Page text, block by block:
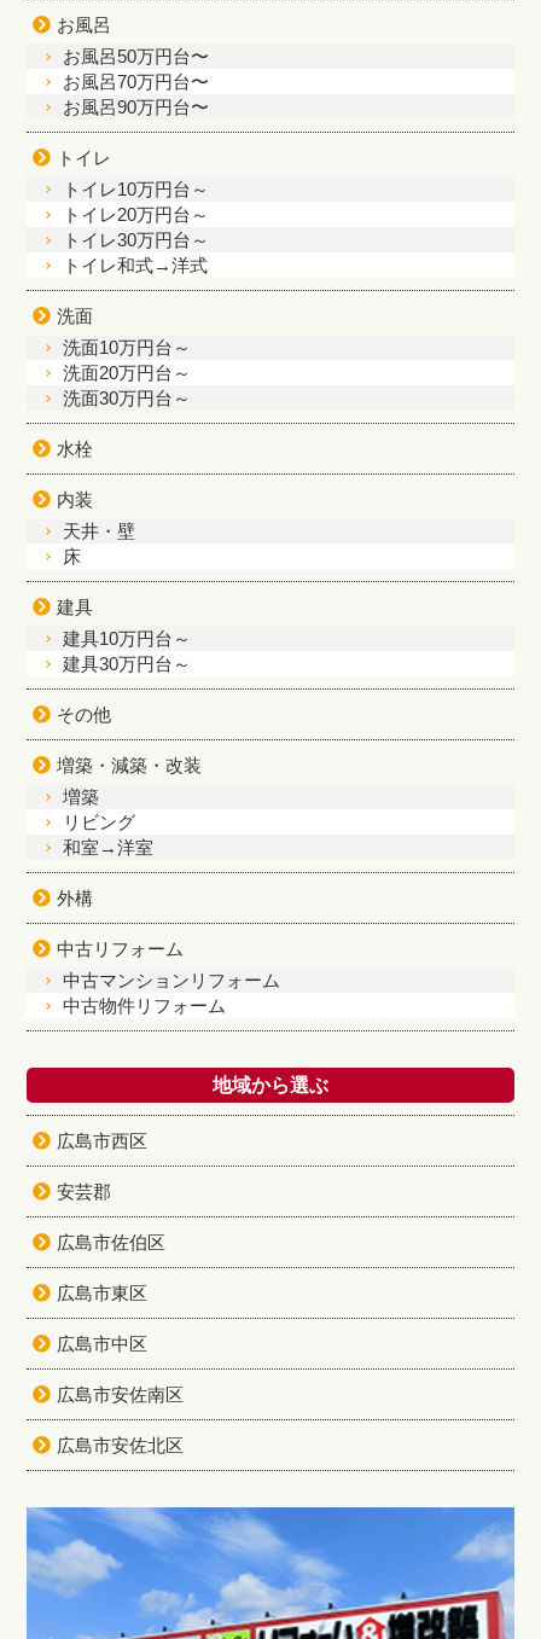
お風呂
お風呂50万円台〜
お風呂70万円台〜
お風呂90万円台〜
トイレ
トイレ10万円台～
トイレ20万円台～
トイレ30万円台～
トイレ和式→洋式
洗面
洗面10万円台～
洗面20万円台～
洗面30万円台～
水栓
内装
天井・壁
床
建具
建具10万円台～
建具30万円台～
その他
増築・減築・改装
増築
リビング
和室→洋室
外構
中古リフォーム
中古マンションリフォーム
中古物件リフォーム
地域から選ぶ
広島市西区
安芸郡
広島市佐伯区
広島市東区
広島市中区
広島市安佐南区
広島市安佐北区